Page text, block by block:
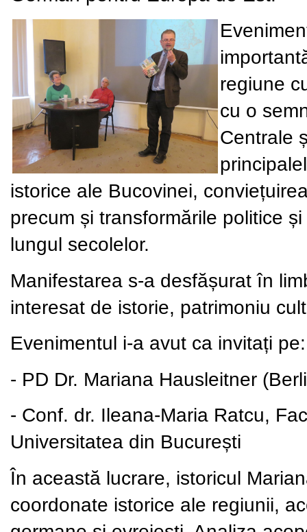
regiune
cu o
Centrale
istorice ale Bucovinei,
precum și transformările politice
lungul secolelor.
Manifestarea s-a desfășurat în
interesat de istorie, patrimoniu
Evenimentul i-a avut ca invitați pe:
- PD Dr. Mariana Hausleitner
- Conf. dr. Ileana-Maria Ratcu,
Universitatea din București
În această lucrare, istoricul
coordonate istorice ale regiunii,